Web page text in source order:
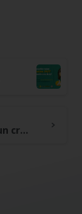
Emprende de la mano de un crédito ordinario